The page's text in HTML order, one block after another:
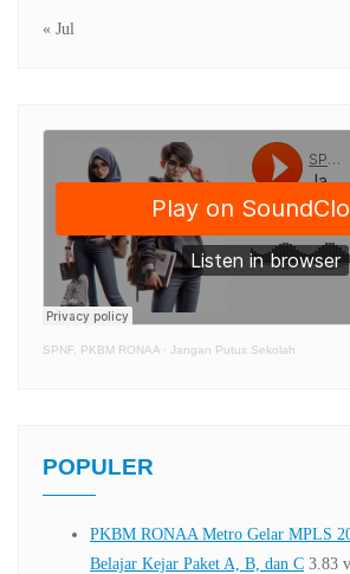
« Jul
SPNF. PKBM RONAA · Jangan Putus Sekolah
POPULER